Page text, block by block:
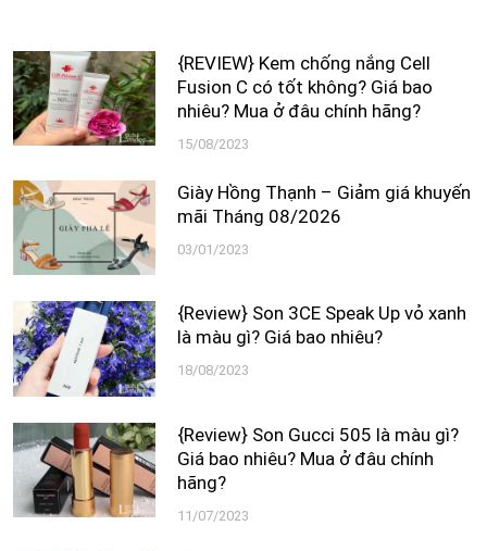
{REVIEW} Kem chống nắng Cell
Fusion C có tốt không? Giá bao
nhiêu? Mua ở đâu chính hãng?
15/08/2023
Giày Hồng Thạnh – Giảm giá khuyến
mãi Tháng 08/2026
03/01/2023
{Review} Son 3CE Speak Up vỏ xanh
là màu gì? Giá bao nhiêu?
18/08/2023
{Review} Son Gucci 505 là màu gì?
Giá bao nhiêu? Mua ở đâu chính
hãng?
11/07/2023